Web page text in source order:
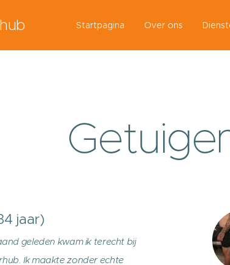
Startpagina Over ons
jaar)
geleden kwam ik terecht bij
Ik maakte zonder echte